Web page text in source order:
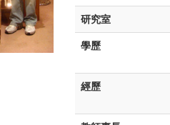
研究室
學歷
經歷